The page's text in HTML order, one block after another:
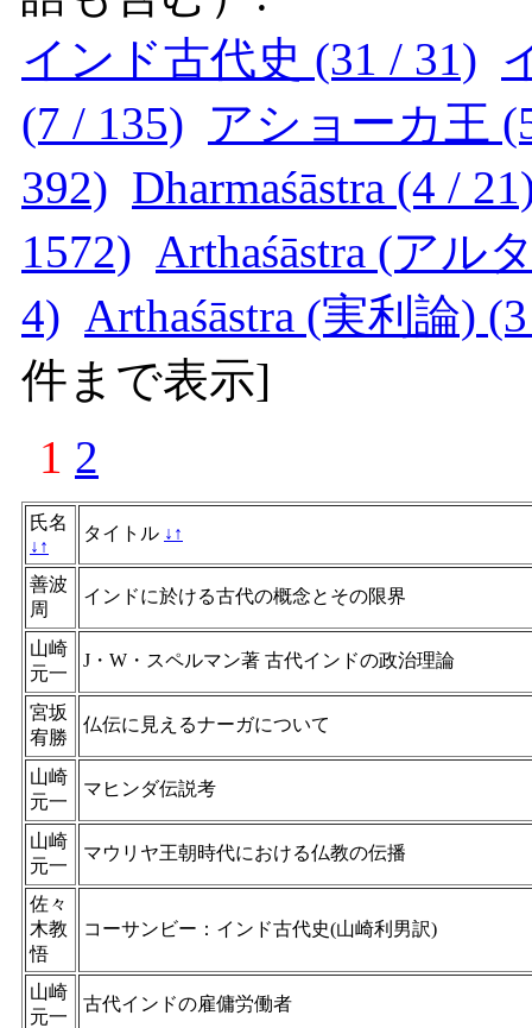
インド古代史 (31 / 31)
(7 / 135) アショーカ王
392) Dharmaśāstra (4 /
1572) Arthaśāstra (アル
4) Arthaśāstra (実利論)
件まで表示]
1 2
氏名
↓ ↑
タイトル ↓ ↑
善波
周
インドに於ける古代の概念とその限界
山崎
元一
J・W・スペルマン著 古代インドの政治理論
宮坂
宥勝
仏伝に見えるナーガについて
山崎
元一
マヒンダ伝説考
山崎
元一
マウリヤ王朝時代における仏教の伝播
佐々
木教
悟
コーサンビー：インド古代史(山崎利男訳)
山崎
元一
古代インドの雇傭労働者